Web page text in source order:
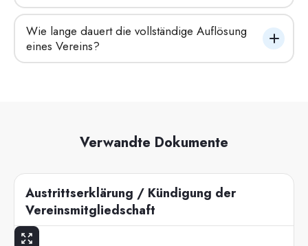
Wie lange dauert die vollständige Auflösung
eines Vereins?
Verwandte Dokumente
Austrittserklärung / Kündigung der
Vereinsmitgliedschaft